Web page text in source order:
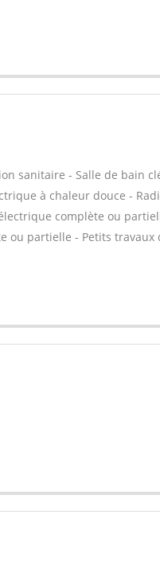
sanitaire - Salle de bain
à chaleur douce -
complète ou
ou partielle - Petits travaux